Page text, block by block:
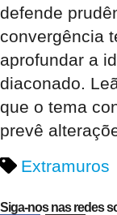
defende
convergência
aprofundar a
diaconado.
que o tema
prevê
Extramuros
Siga-nos nas redes